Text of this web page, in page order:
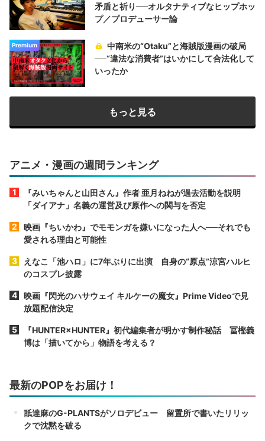
矛盾と祈り──オルタナティブなヒップホッ
プ／プロデューサー論
Premium
中南米の“Otaku”と海賊版漫画の破局
──“違法な消費者”はいかにして合法化して
いったか
もっと見る
アニメ・漫画の週間ランキング
『みいちゃんと山田さん』作者 亜月ねねが過去活動を説明
「ダイアナ」名義の運営及び原作への関与を否定
映画『ちいかわ』でモモンガを嫌いになった人へ──それでも
愛される理由と可能性
えなこ「池ハロ」に7年ぶりに出演 自身の“原点”涼宮ハルヒ
のコスプレ披露
映画『閃光のハサウェイ キルケーの魔女』Prime Videoで見
放題配信決定
『HUNTER×HUNTER』初代編集者が明かす制作秘話 冨樫義
博は「描いてから」物語を考える？
最新のPOPをお届け！
舐達麻のG-PLANTSがソロデビュー 留置所で書いたリリッ
クで沈黙を破る